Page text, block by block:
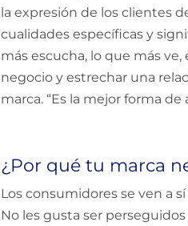
la expresión de los clientes
cualidades específicas y
más escucha, lo que más
negocio y estrechar una
marca. “Es la mejor forma de
¿Por qué tu marca
Los consumidores se ven a
No les gusta ser